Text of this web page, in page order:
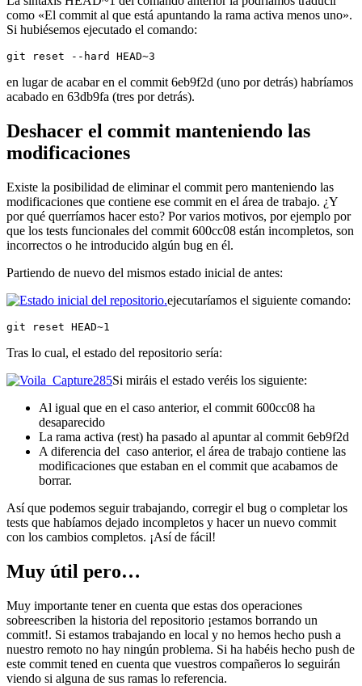
como «El commit al que está apuntando la rama activa menos uno».
Si hubiésemos ejecutado el comando:
git reset --hard HEAD~3
en lugar de acabar en el commit 6eb9f2d (uno por detrás) habríamos
acabado en 63db9fa (tres por detrás).
Deshacer el commit manteniendo las
modificaciones
Existe la posibilidad de eliminar el commit pero manteniendo las
modificaciones que contiene ese commit en el área de trabajo. ¿Y
por qué querríamos hacer esto? Por varios motivos, por ejemplo por
que los tests funcionales del commit 600cc08 están incompletos, son
incorrectos o he introducido algún bug en él.
Partiendo de nuevo del mismos estado inicial de antes:
ejecutaríamos el siguiente comando:
git reset HEAD~1
Tras lo cual, el estado del repositorio sería:
Si miráis el estado veréis los siguiente:
Al igual que en el caso anterior, el commit 600cc08 ha
desaparecido
La rama activa (rest) ha pasado al apuntar al commit 6eb9f2d
A diferencia del caso anterior, el área de trabajo contiene las
modificaciones que estaban en el commit que acabamos de
borrar.
Así que podemos seguir trabajando, corregir el bug o completar los
tests que habíamos dejado incompletos y hacer un nuevo commit
con los cambios completos. ¡Así de fácil!
Muy útil pero…
Muy importante tener en cuenta que estas dos operaciones
sobreescriben la historia del repositorio ¡estamos borrando un
commit!. Si estamos trabajando en local y no hemos hecho push a
nuestro remoto no hay ningún problema. Si ha habéis hecho push de
este commit tened en cuenta que vuestros compañeros lo seguirán
viendo si alguna de sus ramas lo referencia.